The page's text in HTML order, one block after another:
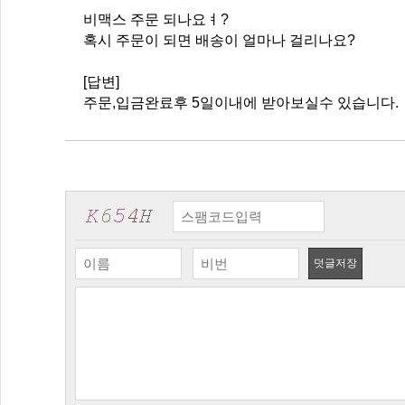
비맥스 주문 되나요ㅕ?
혹시 주문이 되면 배송이 얼마나 걸리나요?
[답변]
주문,입금완료후 5일이내에 받아보실수 있습니다.
덧글저장